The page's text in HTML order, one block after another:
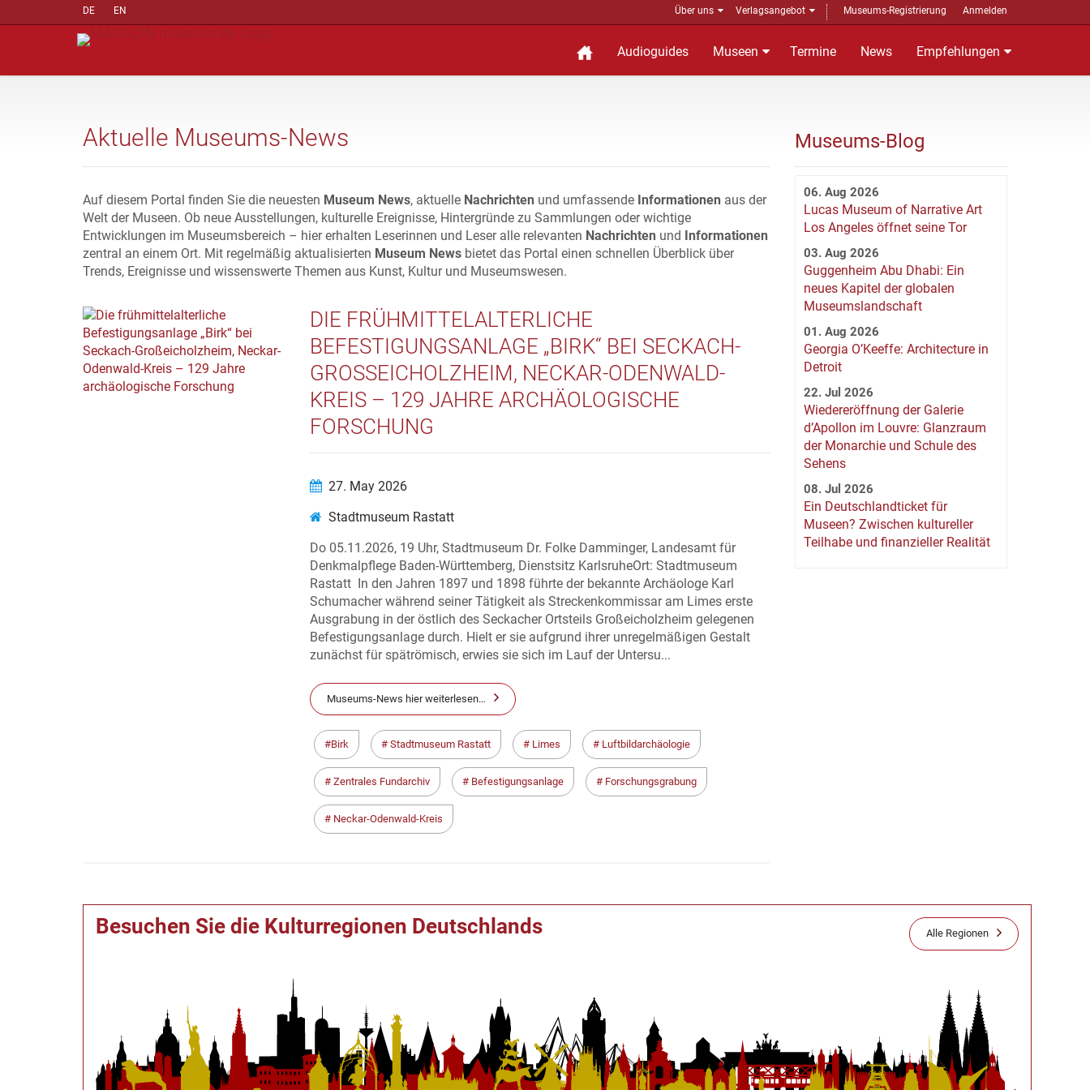
DE EN Über uns Verlagsangebot Museums-Registrierung Anmelden
Audioguides Museen Termine News Empfehlungen
Aktuelle Museums-News
Auf diesem Portal finden Sie die neuesten Museum News, aktuelle Nachrichten und umfassende Informationen aus der
Welt der Museen. Ob neue Ausstellungen, kulturelle Ereignisse, Hintergründe zu Sammlungen oder wichtige
Entwicklungen im Museumsbereich – hier erhalten Leserinnen und Leser alle relevanten Nachrichten und Informationen
zentral an einem Ort. Mit regelmäßig aktualisierten Museum News bietet das Portal einen schnellen Überblick über
Trends, Ereignisse und wissenswerte Themen aus Kunst, Kultur und Museumswesen.
DIE FRÜHMITTELALTERLICHE
BEFESTIGUNGSANLAGE „BIRK“ BEI SECKACH-
GROSSEICHOLZHEIM, NECKAR-ODENWALD-K
REIS – 129 JAHRE ARCHÄOLOGISCHE F
ORSCHUNG
27. May 2026
Stadtmuseum Rastatt
Do 05.11.2026, 19 Uhr, Stadtmuseum Dr. Folke Damminger, Landesamt für
Denkmalpflege Baden-Württemberg, Dienstsitz KarlsruheOrt: Stadtmuseum
Rastatt In den Jahren 1897 und 1898 führte der bekannte Archäologe Karl
Schumacher während seiner Tätigkeit als Streckenkommissar am Limes erste
Ausgrabung in der östlich des Seckacher Ortsteils Großeicholzheim gelegenen
Befestigungsanlage durch. Hielt er sie aufgrund ihrer unregelmäßigen Gestalt
zunächst für spätrömisch, erwies sie sich im Lauf der Untersu...
Museums-News hier weiterlesen…
Birk Stadtmuseum Rastatt Limes Luftbildarchäologie
Zentrales Fundarchiv Befestigungsanlage Forschungsgrabung
Neckar-Odenwald-Kreis
Besuchen Sie die Kulturregionen Deutschlands Alle Regionen
Museums-Blog
06. Aug 2026
Lucas Museum of Narrative Art
Los Angeles öffnet seine Tor
03. Aug 2026
Guggenheim Abu Dhabi: Ein
neues Kapitel der globalen
Museumslandschaft
01. Aug 2026
Georgia O’Keeffe: Architecture in
Detroit
22. Jul 2026
Wiedereröffnung der Galerie
d’Apollon im Louvre: Glanzraum
der Monarchie und Schule des
Sehens
08. Jul 2026
Ein Deutschlandticket für
Museen? Zwischen kultureller
Teilhabe und finanzieller Realität